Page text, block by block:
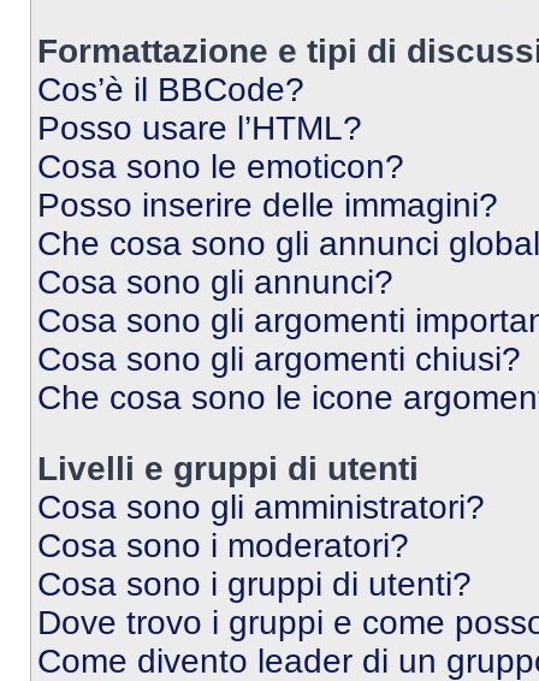
Formattazione e tipi di
Cos’è il BBCode?
Posso usare l’HTML?
Cosa sono le emoticon?
Posso inserire delle immagini?
Che cosa sono gli annunci
Cosa sono gli annunci?
Cosa sono gli argomenti
Cosa sono gli argomenti chiusi?
Che cosa sono le icone
Livelli e gruppi di utenti
Cosa sono gli amministratori?
Cosa sono i moderatori?
Cosa sono i gruppi di utenti?
Dove trovo i gruppi e come
Come divento leader di un